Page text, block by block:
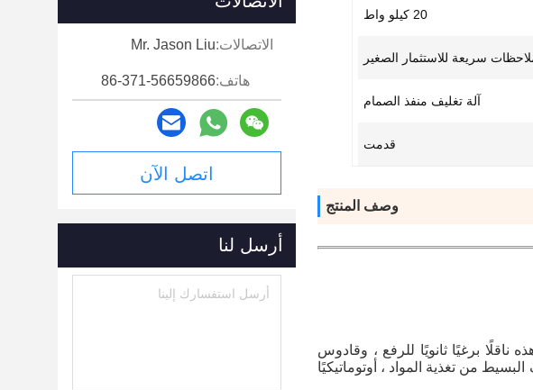
20 كيلو واط
سريعة للاستثمار الصغير
آلة تغليف منفذ الصمام
قدمت
وصف المنتج
الاتصالات:Mr. Jason Liu
هاتف:86-371-56659866
اتصل الآن
أرسل لنا